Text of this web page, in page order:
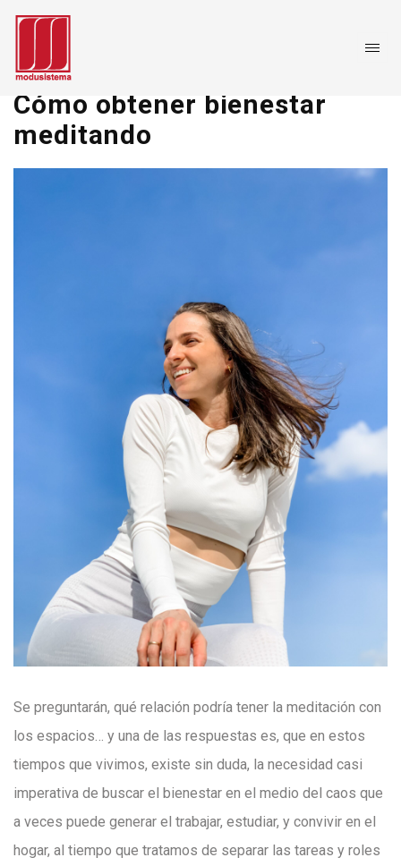
Cómo obtener bienestar
meditando
Se preguntarán, qué relación podría tener la meditación con
los espacios… y una de las respuestas es, que en estos
tiempos que vivimos, existe sin duda, la necesidad casi
imperativa de buscar el bienestar en el medio del caos que
a veces puede generar el trabajar, estudiar, y convivir en el
hogar, al tiempo que tratamos de separar las tareas y roles